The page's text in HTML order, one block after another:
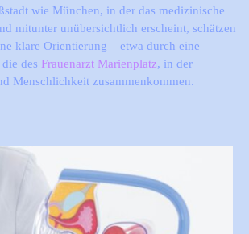
wie München, in der das medizinische
mitunter unübersichtlich erscheint, schätzen
klare Orientierung – etwa durch eine
des Frauenarzt Marienplatz, in der
Menschlichkeit zusammenkommen.